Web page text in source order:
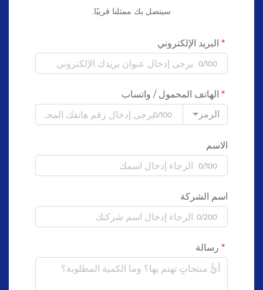
سيتصل بك ممثلنا قريبًا.
البريد الإلكتروني
0/100
الهاتف المحمول / واتساب
الرمز
0/100
الاسم
0/100
اسم الشركة
0/200
رسالة